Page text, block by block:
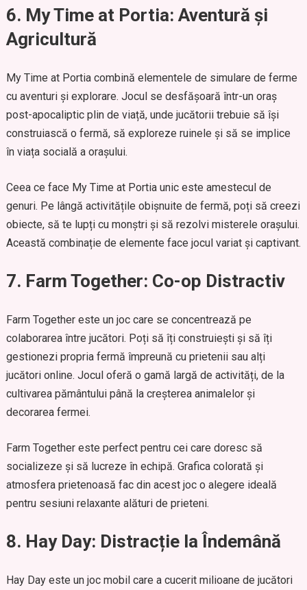
6. My Time at Portia: Aventură și
Agricultură
My Time at Portia combină elementele de simulare de ferme
cu aventuri și explorare. Jocul se desfășoară într-un oraș
post-apocaliptic plin de viață, unde jucătorii trebuie să își
construiască o fermă, să exploreze ruinele și să se implice
în viața socială a orașului.
Ceea ce face My Time at Portia unic este amestecul de
genuri. Pe lângă activitățile obișnuite de fermă, poți să creezi
obiecte, să te lupți cu monștri și să rezolvi misterele orașului.
Această combinație de elemente face jocul variat și captivant.
7. Farm Together: Co-op Distractiv
Farm Together este un joc care se concentrează pe
colaborarea între jucători. Poți să îți construiești și să îți
gestionezi propria fermă împreună cu prietenii sau alți
jucători online. Jocul oferă o gamă largă de activități, de la
cultivarea pământului până la creșterea animalelor și
decorarea fermei.
Farm Together este perfect pentru cei care doresc să
socializeze și să lucreze în echipă. Grafica colorată și
atmosfera prietenoasă fac din acest joc o alegere ideală
pentru sesiuni relaxante alături de prieteni.
8. Hay Day: Distracție la Îndemână
Hay Day este un joc mobil care a cucerit milioane de jucători